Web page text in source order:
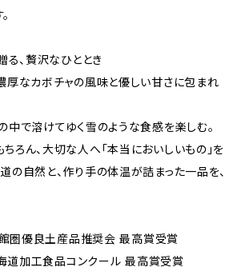
、贅沢なひととき
厚なカボチャの風味と優しい甘さに包まれ
中で溶けてゆく雪のような食感を楽しむ。
ろん、大切な人へ「本当においしいもの」を
の自然と、作り手の体温が詰まった一品を、
圏優良土産品推奨会 最高賞受賞
加工食品コンクール 最高賞受賞